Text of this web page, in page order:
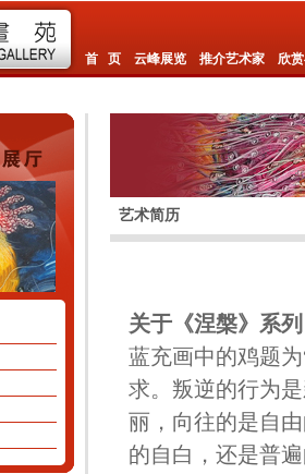
首 页 云峰展览 推介艺术家 欣
艺术简历
关于 《涅槃》系列
蓝充画中的鸡题
求。叛逆的行为
丽，向往的是自
的自白，还是普